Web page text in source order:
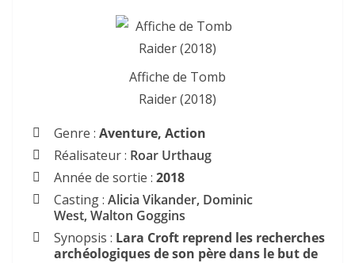
Affiche de Tomb
Raider (2018)
Genre : Aventure, Action
Réalisateur : Roar Urthaug
Année de sortie : 2018
Casting : Alicia Vikander, Dominic
West, Walton Goggins
Synopsis : Lara Croft reprend les recherches
archéologiques de son père dans le but de